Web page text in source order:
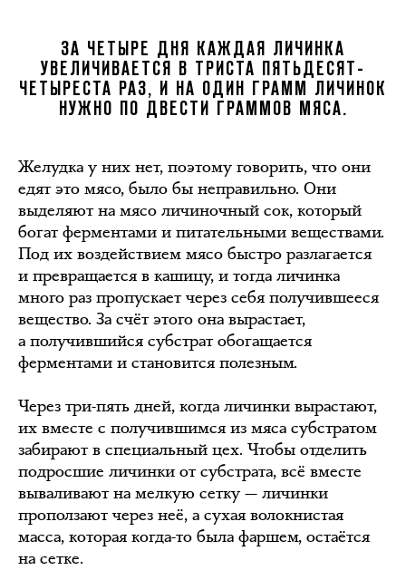
ЗА ЧЕТЫРЕ ДНЯ КАЖДАЯ ЛИЧИНКА
УВЕЛИЧИВАЕТСЯ В ТРИСТА ПЯТЬДЕСЯТ-
ЧЕТЫРЕСТА РАЗ, И НА ОДИН ГРАММ ЛИЧИНОК
НУЖНО ПО ДВЕСТИ ГРАММОВ МЯСА.
Желудка у них нет, поэтому говорить, что они
едят это мясо, было бы неправильно. Они
выделяют на мясо личиночный сок, который
богат ферментами и питательными веществами.
Под их воздействием мясо быстро разлагается
и превращается в кашицу, и тогда личинка
много раз пропускает через себя получившееся
вещество. За счёт этого она вырастает,
а получившийся субстрат обогащается
ферментами и становится полезным.
Через три-пять дней, когда личинки вырастают,
их вместе с получившимся из мяса субстратом
забирают в специальный цех. Чтобы отделить
подросшие личинки от субстрата, всё вместе
вываливают на мелкую сетку — личинки
проползают через неё, а сухая волокнистая
масса, которая когда-то была фаршем, остаётся
на сетке.